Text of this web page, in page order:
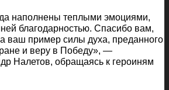
наполнены теплыми эмоциями,
благодарностью. Спасибо вам,
ваш пример силы духа, преданного
и веру в Победу», —
Налетов, обращаясь к героиням